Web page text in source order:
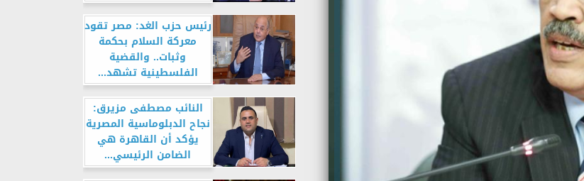
رئيس حزب الغد: مصر تقود
معركة السلام بحكمة
وثبات.. والقضية
الفلسطينية تشهد...
النائب مصطفى مزيرق:
نجاح الدبلوماسية المصرية
يؤكد أن القاهرة هي
الضامن الرئيسي...